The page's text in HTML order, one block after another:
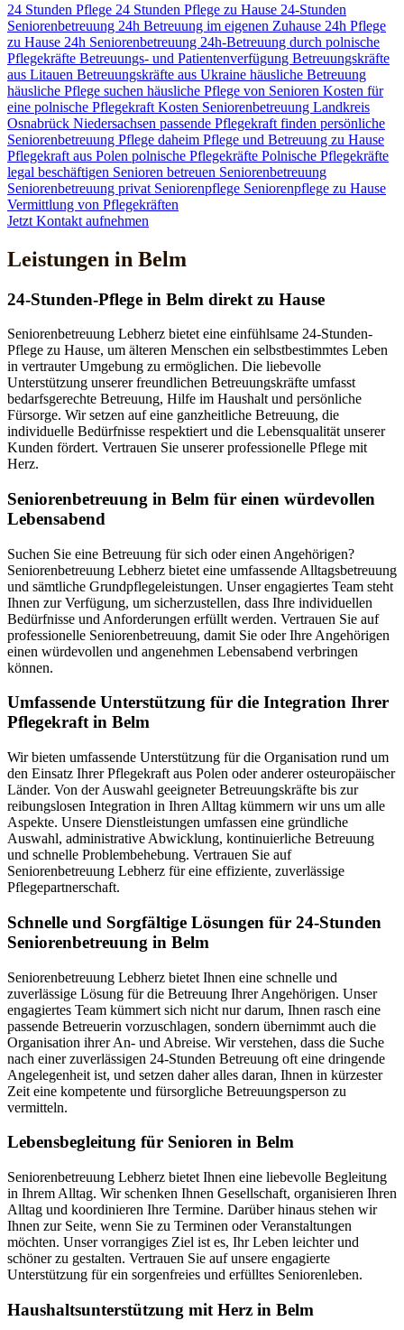
24 Stunden Pflege 24 Stunden Pflege zu Hause 24-Stunden
Seniorenbetreuung 24h Betreuung im eigenen Zuhause 24h Pflege
zu Hause 24h Seniorenbetreuung 24h-Betreuung durch polnische
Pflegekräfte Betreuungs- und Patientenverfügung Betreuungskräfte
aus Litauen Betreuungskräfte aus Ukraine häusliche Betreuung
häusliche Pflege suchen häusliche Pflege von Senioren Kosten für
eine polnische Pflegekraft Kosten Seniorenbetreuung Landkreis
Osnabrück Niedersachsen passende Pflegekraft finden persönliche
Seniorenbetreuung Pflege daheim Pflege und Betreuung zu Hause
Pflegekraft aus Polen polnische Pflegekräfte Polnische Pflegekräfte
legal beschäftigen Senioren betreuen Seniorenbetreuung
Seniorenbetreuung privat Seniorenpflege Seniorenpflege zu Hause
Vermittlung von Pflegekräften
Jetzt Kontakt aufnehmen
Leistungen in Belm
24-Stunden-Pflege in Belm direkt zu Hause
Seniorenbetreuung Lebherz bietet eine einfühlsame 24-Stunden-
Pflege zu Hause, um älteren Menschen ein selbstbestimmtes Leben
in vertrauter Umgebung zu ermöglichen. Die liebevolle
Unterstützung unserer freundlichen Betreuungskräfte umfasst
bedarfsgerechte Betreuung, Hilfe im Haushalt und persönliche
Fürsorge. Wir setzen auf eine ganzheitliche Betreuung, die
individuelle Bedürfnisse respektiert und die Lebensqualität unserer
Kunden fördert. Vertrauen Sie unserer professionelle Pflege mit
Herz.
Senioren­betreuung in Belm für einen würdevollen
Lebensabend
Suchen Sie eine Betreuung für sich oder einen Angehörigen?
Seniorenbetreuung Lebherz bietet eine umfassende Alltagsbetreuung
und sämtliche Grundpflegeleistungen. Unser engagiertes Team steht
Ihnen zur Verfügung, um sicherzustellen, dass Ihre individuellen
Bedürfnisse und Anforderungen erfüllt werden. Vertrauen Sie auf
professionelle Seniorenbetreuung, damit Sie oder Ihre Angehörigen
einen würdevollen und angenehmen Lebensabend verbringen
können.
Umfassende Unterstützung für die Integration Ihrer
Pflegekraft in Belm
Wir bieten umfassende Unterstützung für die Organisation rund um
den Einsatz Ihrer Pflegekraft aus Polen oder anderer osteuropäischer
Länder. Von der Auswahl geeigneter Betreuungskräfte bis zur
reibungslosen Integration in Ihren Alltag kümmern wir uns um alle
Aspekte. Unsere Dienstleistungen umfassen eine gründliche
Auswahl, administrative Abwicklung, kontinuierliche Betreuung
und schnelle Problembehebung. Vertrauen Sie auf
Seniorenbetreuung Lebherz für eine effiziente, zuverlässige
Pflegepartnerschaft.
Schnelle und Sorgfältige Lösungen für 24-Stunden
Seniorenbetreuung in Belm
Seniorenbetreuung Lebherz bietet Ihnen eine schnelle und
zuverlässige Lösung für die Betreuung Ihrer Angehörigen. Unser
engagiertes Team kümmert sich nicht nur darum, Ihnen rasch eine
passende Betreuerin vorzuschlagen, sondern übernimmt auch die
Organisation ihrer An- und Abreise. Wir verstehen, dass die Suche
nach einer zuverlässigen 24-Stunden Betreuung oft eine dringende
Angelegenheit ist, und setzen daher alles daran, Ihnen in kürzester
Zeit eine kompetente und fürsorgliche Betreuungsperson zu
vermitteln.
Lebensbegleitung für Senioren in Belm
Seniorenbetreuung Lebherz bietet Ihnen eine liebevolle Begleitung
in Ihrem Alltag. Wir schenken Ihnen Gesellschaft, organisieren Ihren
Alltag und koordinieren Ihre Termine. Darüber hinaus stehen wir
Ihnen zur Seite, wenn Sie zu Terminen oder Veranstaltungen
möchten. Unser vorrangiges Ziel ist es, Ihr Leben leichter und
schöner zu gestalten. Vertrauen Sie auf unsere engagierte
Unterstützung für ein sorgenfreies und erfülltes Seniorenleben.
Haushalts­unterstützung mit Herz in Belm